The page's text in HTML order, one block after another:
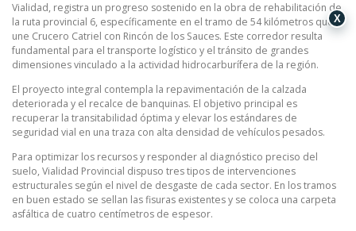
Vialidad, registra un progreso sostenido en la obra de rehabilitación de
la ruta provincial 6, específicamente en el tramo de 54 kilómetros que
une Crucero Catriel con Rincón de los Sauces. Este corredor resulta
fundamental para el transporte logístico y el tránsito de grandes
dimensiones vinculado a la actividad hidrocarburífera de la región.
El proyecto integral contempla la repavimentación de la calzada
deteriorada y el recalce de banquinas. El objetivo principal es
recuperar la transitabilidad óptima y elevar los estándares de
seguridad vial en una traza con alta densidad de vehículos pesados.
Para optimizar los recursos y responder al diagnóstico preciso del
suelo, Vialidad Provincial dispuso tres tipos de intervenciones
estructurales según el nivel de desgaste de cada sector. En los tramos
en buen estado se sellan las fisuras existentes y se coloca una carpeta
asfáltica de cuatro centímetros de espesor.
X